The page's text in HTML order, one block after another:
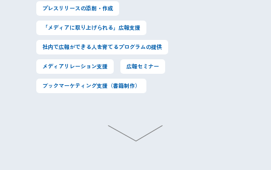
プレスリリースの添削・作成
「メディアに取り上げられる」広報支援
社内で広報ができる人を育てるプログラムの提供
メディアリレーション支援 広報セミナー
ブックマーケティング支援（書籍制作）